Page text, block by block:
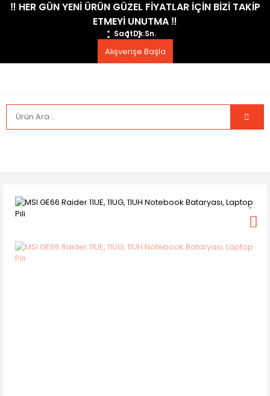
​‼️​ HER GÜN YENİ ÜRÜN GÜZEL FİYATLAR İÇİN BİZİ TAKİP
ETMEYİ UNUTMA ​‼️​
SaatDk.Sn.
Alışverişe Başla